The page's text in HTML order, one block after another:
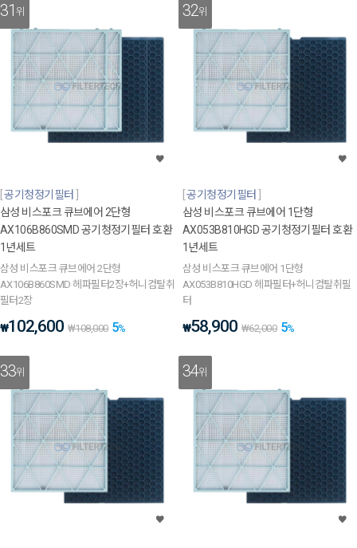
31위
공기청정기필터
삼성 비스포크 큐브에어 2단형
AX106B860SMD 공기청정기필터 호환
1년세트
삼성 비스포크 큐브에어 2단형
AX106B860SMD 헤파필터2장+허니컴탈취
필터2장
₩102,600 ₩108,000 5%
32위
공기청정기필터
삼성 비스포크 큐브에어 1단형
AX053B810HGD 공기청정기필터 호환
1년세트
삼성 비스포크 큐브에어 1단형
AX053B810HGD 헤파필터+허니컴탈취필
터
₩58,900 ₩62,000 5%
33위 34위